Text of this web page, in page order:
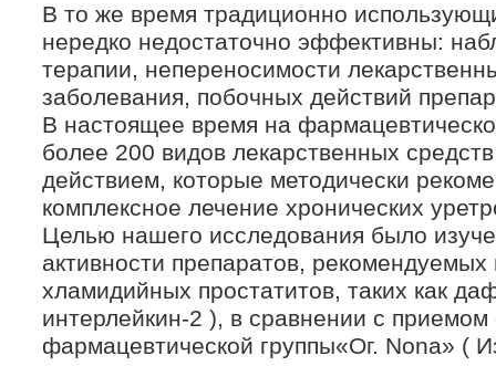
В то же время традиционно
нередко недостаточно эффективны:
терапии, непереносимости
заболевания, побочных действий
В настоящее время на
более 200 видов лекарственных
действием, которые методически
комплексное лечение хронических
Целью нашего исследования было
активности препаратов,
хламидийных простатитов, таких как
интерлейкин-2 ), в сравнении с
фармацевтической группы«Ог. Nona» (